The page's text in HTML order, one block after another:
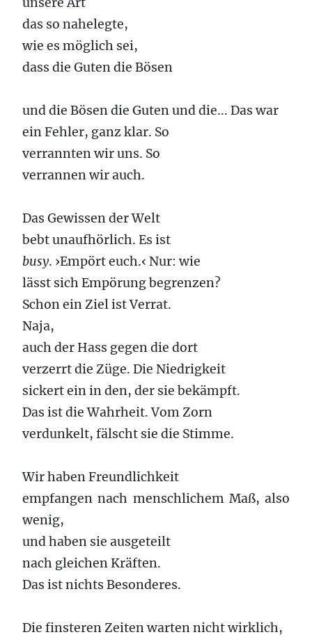
das so nahelegte,
wie es möglich sei,
dass die Guten die Bösen
und die Bösen die Guten und die... Das war
ein Fehler, ganz klar. So
verrannten wir uns. So
verrannen wir auch.
Das Gewissen der Welt
bebt unaufhörlich. Es ist
busy. ›Empört euch.‹ Nur: wie
lässt sich Empörung begrenzen?
Schon ein Ziel ist Verrat.
Naja,
auch der Hass gegen die dort
verzerrt die Züge. Die Niedrigkeit
sickert ein in den, der sie bekämpft.
Das ist die Wahrheit. Vom Zorn
verdunkelt, fälscht sie die Stimme.
Wir haben Freundlichkeit
empfangen nach menschlichem Maß, also
wenig,
und haben sie ausgeteilt
nach gleichen Kräften.
Das ist nichts Besonderes.
Die finsteren Zeiten warten nicht wirklich,